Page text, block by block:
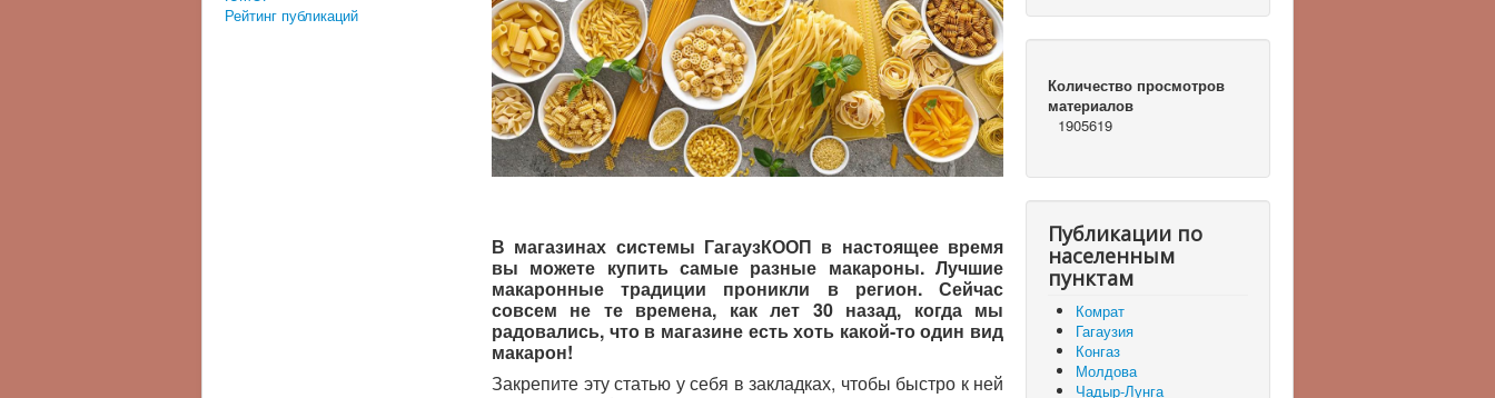
Рейтинг публикаций
В магазинах системы ГагаузКООП в настоящее время
вы можете купить самые разные макароны. Лучшие
макаронные традиции проникли в регион. Сейчас
совсем не те времена, как лет 30 назад, когда мы
радовались, что в магазине есть хоть какой-то один вид
макарон!
Закрепите эту статью у себя в закладках, чтобы быстро к ней
Количество просмотров
материалов
1905619
Публикации по
населенным
пунктам
Комрат
Гагаузия
Конгаз
Молдова
Чадыр-Лунга